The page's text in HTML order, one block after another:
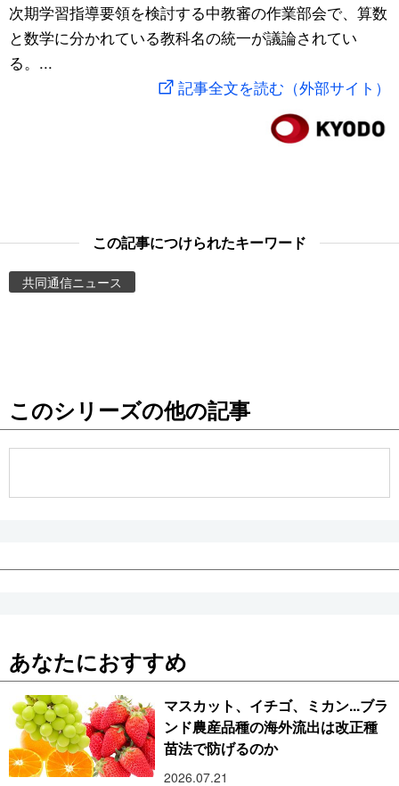
文化
動画/Live
People
スポーツ・東京2020
次期学習指導要領を検討する中教審の作業部会で、算数
と数学に分かれている教科名の統一が議論されてい
る。...
記事全文を読む（外部サイト）
この記事につけられたキーワード
共同通信ニュース
このシリーズの他の記事
あなたにおすすめ
マスカット、イチゴ、ミカン...ブラ
ンド農産品種の海外流出は改正種
苗法で防げるのか
2026.07.21